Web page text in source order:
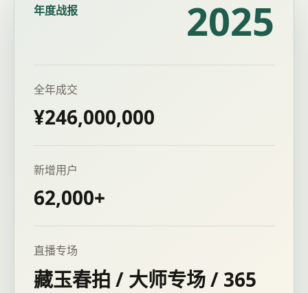
年度战报 2025
全年成交
¥246,000,000
新增用户
62,000+
直播专场
藏玉春拍 / 大师专场 / 365